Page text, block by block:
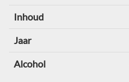
Inhoud
Jaar
Alcohol